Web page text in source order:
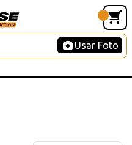
Usar Foto